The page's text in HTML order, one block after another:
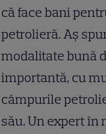
că face bani
petrolieră. Aș
modalitate bună
importantă, cu
câmpurile
său. Un expert în